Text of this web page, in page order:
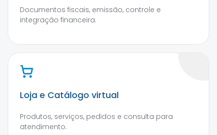
Documentos fiscais, emissão, controle e
integração financeira.
Loja e Catálogo virtual
Produtos, serviços, pedidos e consulta para
atendimento.